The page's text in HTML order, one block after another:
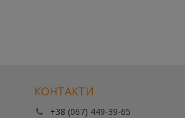
КОНТАКТИ
+38 (067) 449-39-65